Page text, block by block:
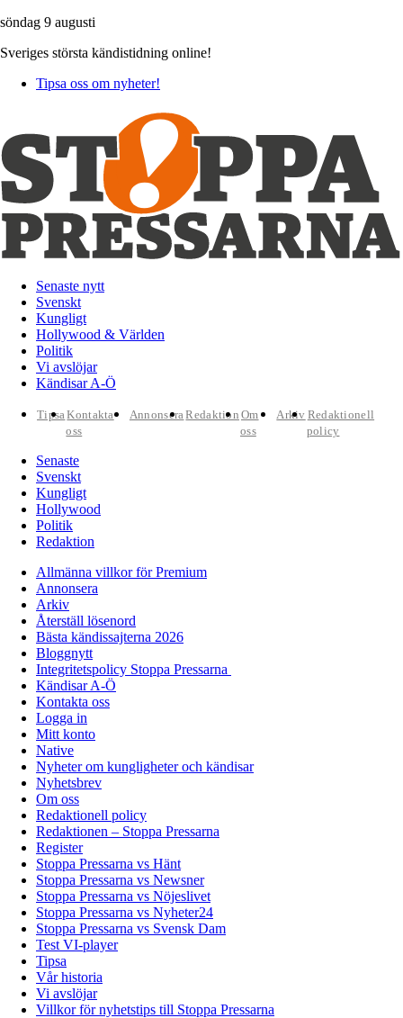
söndag 9 augusti
Sveriges största kändistidning online!
Tipsa oss om nyheter!
Senaste nytt
Svenskt
Kungligt
Hollywood & Världen
Politik
Vi avslöjar
Kändisar A-Ö
TipsaKontakta
oss
AnnonseraRedaktion Om
oss
Arkiv Redaktionell
policy
Senaste
Svenskt
Kungligt
Hollywood
Politik
Redaktion
Allmänna villkor för Premium
Annonsera
Arkiv
Återställ lösenord
Bästa kändissajterna 2026
Bloggnytt
Integritetspolicy Stoppa Pressarna
Kändisar A-Ö
Kontakta oss
Logga in
Mitt konto
Native
Nyheter om kungligheter och kändisar
Nyhetsbrev
Om oss
Redaktionell policy
Redaktionen – Stoppa Pressarna
Register
Stoppa Pressarna vs Hänt
Stoppa Pressarna vs Newsner
Stoppa Pressarna vs Nöjeslivet
Stoppa Pressarna vs Nyheter24
Stoppa Pressarna vs Svensk Dam
Test VI-player
Tipsa
Vår historia
Vi avslöjar
Villkor för nyhetstips till Stoppa Pressarna